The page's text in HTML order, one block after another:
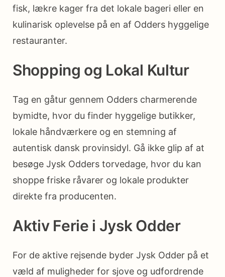
fisk, lækre kager fra det lokale bageri eller en
kulinarisk oplevelse på en af Odders hyggelige
restauranter.
Shopping og Lokal Kultur
Tag en gåtur gennem Odders charmerende
bymidte, hvor du finder hyggelige butikker,
lokale håndværkere og en stemning af
autentisk dansk provinsidyl. Gå ikke glip af at
besøge Jysk Odders torvedage, hvor du kan
shoppe friske råvarer og lokale produkter
direkte fra producenten.
Aktiv Ferie i Jysk Odder
For de aktive rejsende byder Jysk Odder på et
væld af muligheder for sjove og udfordrende